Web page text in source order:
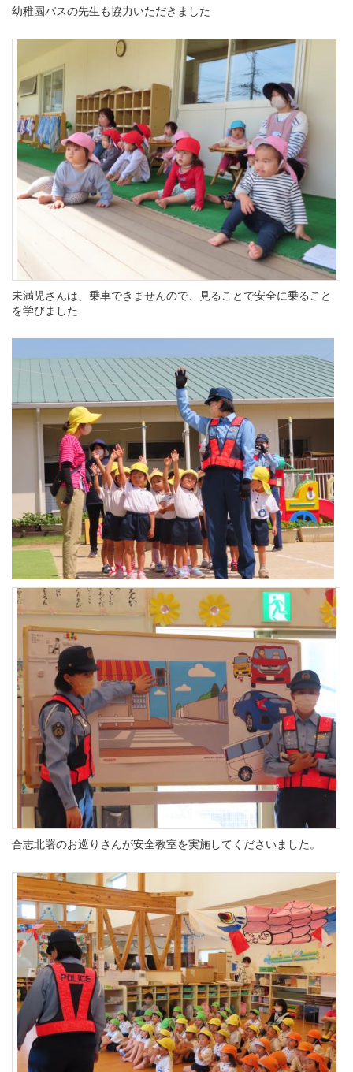
幼稚園バスの先生も協力いただきました
未満児さんは、乗車できませんので、見ることで安全に乗ること
を学びました
合志北署のお巡りさんが安全教室を実施してくださいました。